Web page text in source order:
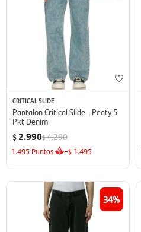
CRITICAL SLIDE
Pantalon Critical Slide - Peaty 5
Pkt Denim
$ 2.990$4.290
1.495 Puntos +$ 1.495
34